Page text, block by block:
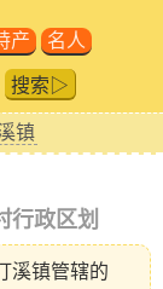
产 名人
搜索▷
镇
行政区划
溪镇管辖的